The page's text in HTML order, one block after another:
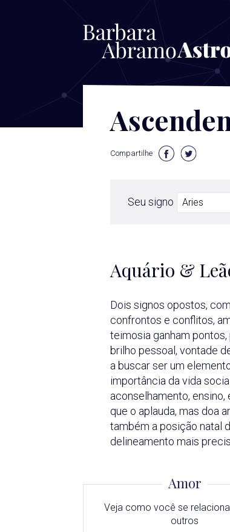
Compartilhe
Seu signo
Aquário &
Dois signos opostos,
confrontos e conflitos,
teimosia ganham
brilho pessoal, vontade
a buscar ser um
importância da vida
aconselhamento,
que o aplauda, mas doa
também a posição natal
delineamento mais
Amor
Veja como você se
outros